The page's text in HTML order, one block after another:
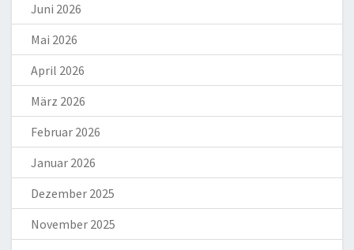
Juni 2026
Mai 2026
April 2026
März 2026
Februar 2026
Januar 2026
Dezember 2025
November 2025